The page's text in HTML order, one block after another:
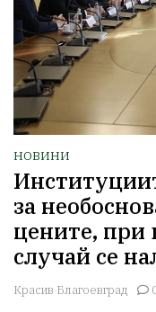
НОВИНИ
за
цените, при
случай се
Красив Благоевград